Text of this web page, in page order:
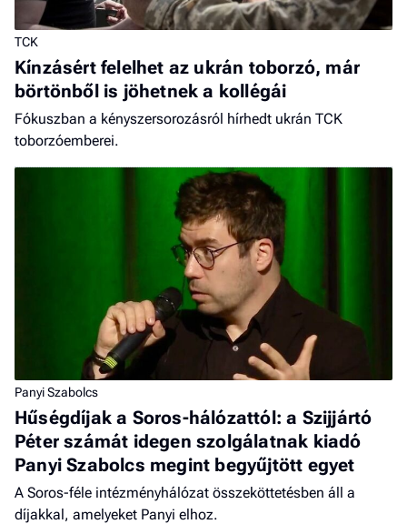
TCK
Kínzásért felelhet az ukrán toborzó, már
börtönből is jöhetnek a kollégái
Fókuszban a kényszersorozásról hírhedt ukrán TCK
toborzóemberei.
Panyi Szabolcs
Hűségdíjak a Soros-hálózattól: a Szijjártó
Péter számát idegen szolgálatnak kiadó
Panyi Szabolcs megint begyűjtött egyet
A Soros-féle intézményhálózat összeköttetésben áll a
díjakkal, amelyeket Panyi elhoz.